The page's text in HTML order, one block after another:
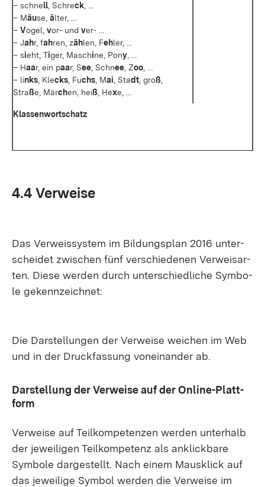
– schnell , Sch­reck
– Mäuse, älter, …
– Vogel, vor- und ver- …
– Jahr, fahren, zählen, Fehler, …
– sieht, Tiger, Maschine, Pony
– Haar, ein paar, See , Schnee , Zoo
– links , Klecks , Fuchs , Mai , Stadt , groß
Straße, Märchen, heiß , Hexe, …
Klas­sen­wort­schatz
4.4 Ver­wei­se
Das Ver­weis­sys­tem im Bil­dungs­plan 2016 un­ter­
schei­det zwi­schen fünf ver­schie­de­nen Ver­weis­ar­
ten. Die­se wer­den durch un­ter­schied­li­che Sym­bo­
le ge­kenn­zeich­net:
Die Dar­stel­lun­gen der Ver­wei­se wei­chen im Web
und in der Druck­fas­sung von­ein­an­der ab.
Dar­stel­lung der Ver­wei­se auf der On­line-Platt­
form
Ver­wei­se auf Teil­kom­pe­ten­zen wer­den un­ter­halb
der je­wei­li­gen Teil­kom­pe­tenz als an­klick­ba­re
Sym­bo­le dar­ge­stellt. Nach ei­nem Maus­klick auf
das je­wei­li­ge Sym­bol wer­den die Ver­wei­se im